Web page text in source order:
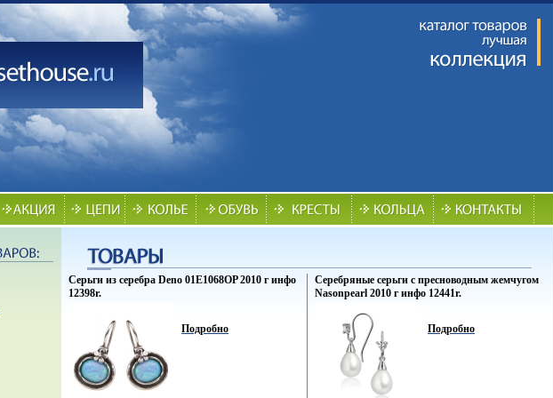
Серьги из серебра Deno 01E1068OP 2010 г инфо
12398r.
Подробно
Серебряные серьги с пресноводным жемчугом
Nasonpearl 2010 г инфо 12441r.
Подробно